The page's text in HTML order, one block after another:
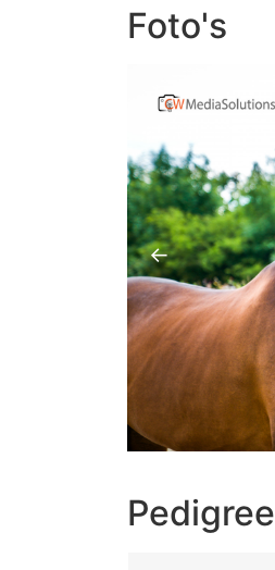
Foto's
←
Pedigree